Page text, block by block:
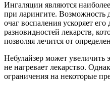
Ингаляции являются
при ларингите. Возможность
очаг воспаления ускоряет
разновидностей лекарств,
позволяя лечится от
Небулайзер может увеличить
не нагревает лекарство.
ограничения на некоторые